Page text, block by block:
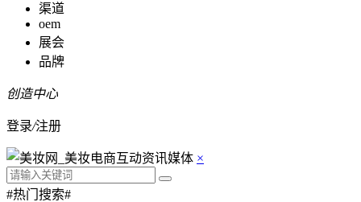
渠道
oem
展会
品牌
创造中心
登录/注册
×
#热门搜索#